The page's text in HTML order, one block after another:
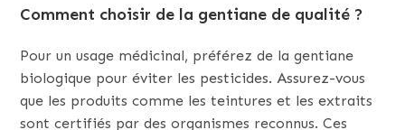
Comment choisir de la gentiane de qualité ?
Pour un usage médicinal, préférez de la gentiane
biologique pour éviter les pesticides. Assurez-vous
que les produits comme les teintures et les extraits
sont certifiés par des organismes reconnus. Ces